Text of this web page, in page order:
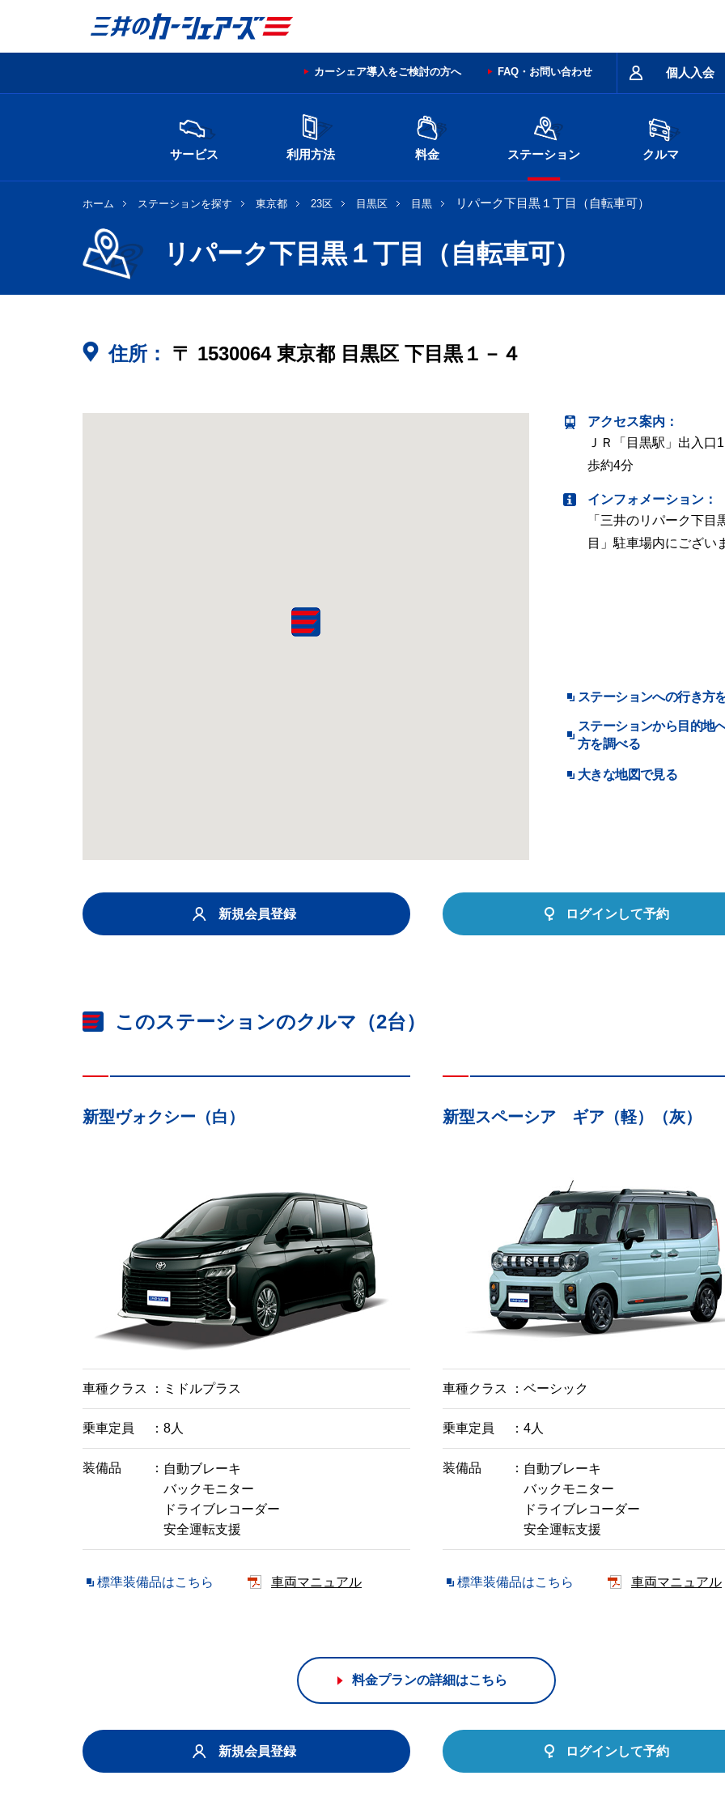
個人入会
カーシェア導入をご検討の方へ FAQ・お問い合わせ
サービス 利用方法 料金 ステーション クルマ
ホーム ステーションを探す 東京都 23区 目黒区 目黒 リパーク下目黒１丁目（自転車可）
リパーク下目黒１丁目（自転車可）
住所： 〒 1530064 東京都 目黒区 下目黒１－４
アクセス案内 ：
ＪＲ「目黒駅」出入口
歩約4分
インフォメーション：
「三井のリパーク下目
目」駐車場内にござい
ステーションへの行き方
ステーションから目的地
方を調べる
大きな地図で見る
新規会員登録 ログインして予約
このステーションのクルマ（2台）
新型ヴォクシー（白）
車種クラス ミドルプラス
乗車定員 8人
装備品
自動ブレーキ
バックモニター
ドライブレコーダー
安全運転支援
標準装備品はこちら 車両マニュアル
新型スペーシア ギア（軽）（灰）
車種クラス ベーシック
乗車定員 4人
装備品
自動ブレーキ
バックモニター
ドライブレコーダー
安全運転支援
標準装備品はこちら 車両マニュアル
料金プランの詳細はこちら
新規会員登録 ログインして予約